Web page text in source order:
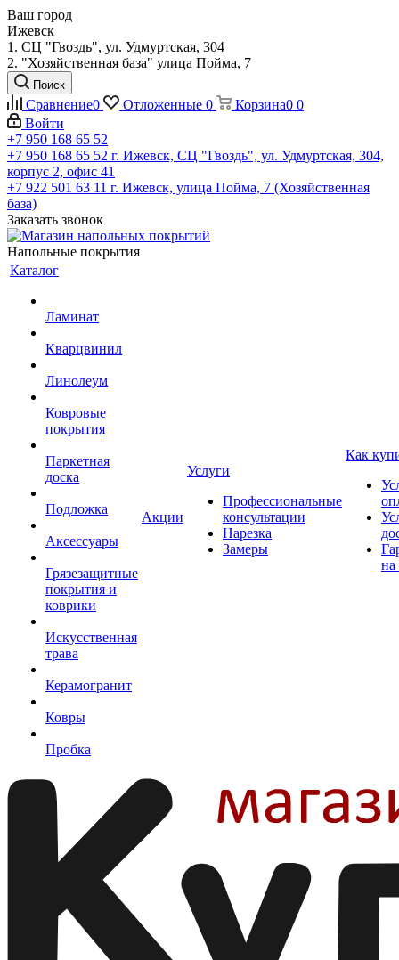
Ваш город
Ижевск
1. СЦ "Гвоздь", ул. Удмуртская, 304
2. "Хозяйственная база" улица Пойма, 7
Поиск
Сравнение0 Отложенные 0 Корзина0 0
Войти
+7 950 168 65 52
+7 950 168 65 52 г. Ижевск, СЦ "Гвоздь", ул. Удмуртская, 304,
корпус 2, офис 41
+7 922 501 63 11 г. Ижевск, улица Пойма, 7 (Хозяйственная
база)
Заказать звонок
Напольные покрытия
Каталог
Ламинат
Кварцвинил
Линолеум
Ковровые
покрытия
Паркетная
доска
Подложка
Аксессуары
Грязезащитные
покрытия и
коврики
Искусственная
трава
Керамогранит
Ковры
Пробка
Акции
Услуги
Профессиональные
консультации
Нарезка
Замеры
Как
на